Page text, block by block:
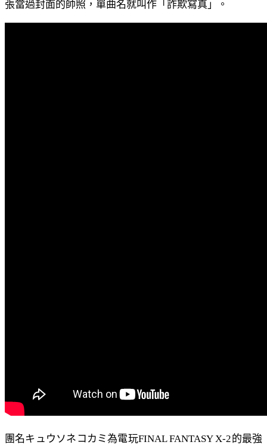
張當過封面的帥照，單曲名就叫作「詐欺寫真」。
團名キュウソネコカミ為電玩FINAL FANTASY X-2的最強